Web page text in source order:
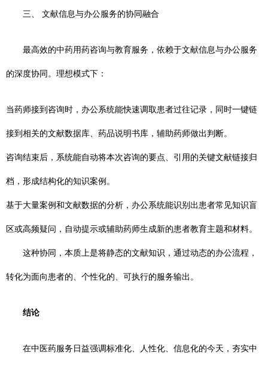
三、 文献信息与办公服务的协同融合
最高效的中药用药咨询与教育服务，依赖于文献信息与办公服务
的深度协同。理想模式下：
当药师接到咨询时，办公系统能快速调取患者过往记录，同时一键链
接到相关的文献数据库、药品说明书库，辅助药师做出判断。
咨询结束后，系统能自动将本次咨询的要点、引用的关键文献链接归
档，形成结构化的知识案例。
基于大量案例和文献数据的分析，办公系统能识别出患者常见知识盲
区或高频疑问，自动提示或辅助药师生成新的患者教育主题和材料。
这种协同，本质上是将静态的文献知识，通过动态的办公流程，
转化为面向患者的、个性化的、可执行的服务输出。
结论
在中医药服务日益强调标准化、人性化、信息化的今天，夯实中